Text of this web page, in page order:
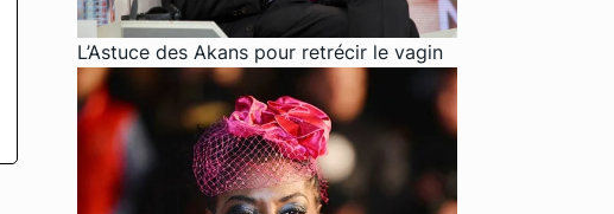
L’Astuce des Akans pour retrécir le vagin